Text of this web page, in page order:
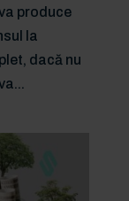
produce
la
dacă nu